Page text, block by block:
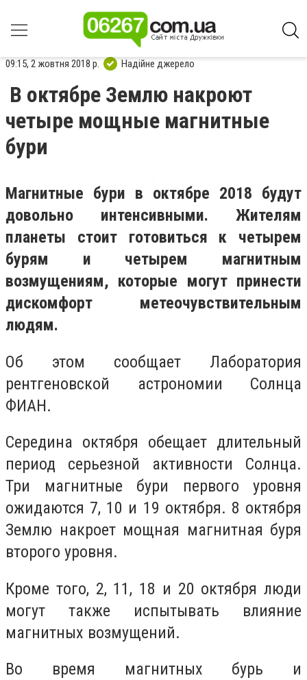
09:15, 2 жовтня 2018 р. Надійне джерело
В октябре Землю накроют
четыре мощные магнитные
бури
Магнитные бури в октябре 2018 будут
довольно интенсивными. Жителям
планеты стоит готовиться к четырем
бурям и четырем магнитным
возмущениям, которые могут принести
дискомфорт метеочувствительным
людям.
Об этом сообщает Лаборатория
рентгеновской астрономии Солнца
ФИАН.
Середина октября обещает длительный
период серьезной активности Солнца.
Три магнитные бури первого уровня
ожидаются 7, 10 и 19 октября. 8 октября
Землю накроет мощная магнитная буря
второго уровня.
Кроме того, 2, 11, 18 и 20 октября люди
могут также испытывать влияние
магнитных возмущений.
Во время магнитных бурь и